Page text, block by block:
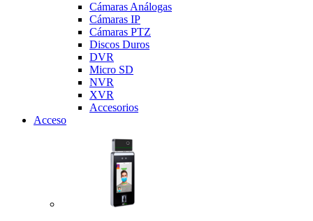
Cámaras Análogas
Cámaras IP
Cámaras PTZ
Discos Duros
DVR
Micro SD
NVR
XVR
Accesorios
Acceso